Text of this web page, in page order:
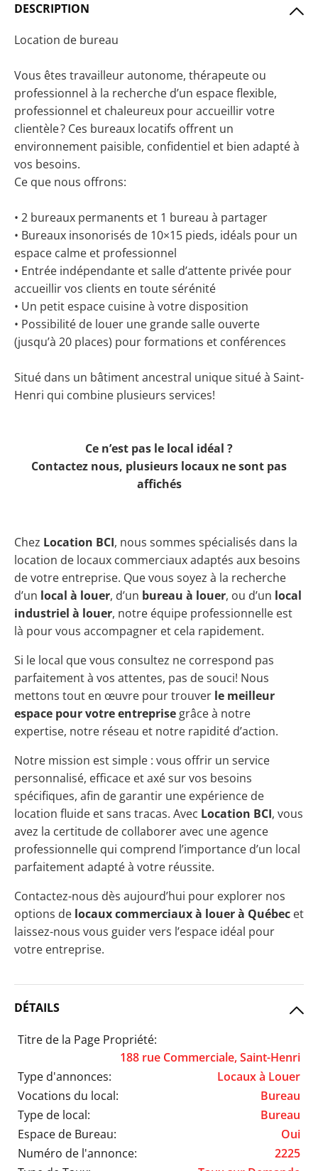
DESCRIPTION
Location de bureau
Vous êtes travailleur autonome, thérapeute ou
professionnel à la recherche d’un espace flexible,
professionnel et chaleureux pour accueillir votre
clientèle ? Ces bureaux locatifs offrent un
environnement paisible, confidentiel et bien adapté à
vos besoins.
Ce que nous offrons:
• 2 bureaux permanents et 1 bureau à partager
• Bureaux insonorisés de 10×15 pieds, idéals pour un
espace calme et professionnel
• Entrée indépendante et salle d’attente privée pour
accueillir vos clients en toute sérénité
• Un petit espace cuisine à votre disposition
• Possibilité de louer une grande salle ouverte
(jusqu’à 20 places) pour formations et conférences
Situé dans un bâtiment ancestral unique situé à Saint-
Henri qui combine plusieurs services!
Ce n’est pas le local idéal ?
Contactez nous, plusieurs locaux ne sont pas
affichés
Chez Location BCI, nous sommes spécialisés dans la
location de locaux commerciaux adaptés aux besoins
de votre entreprise. Que vous soyez à la recherche
d’un local à louer, d’un bureau à louer, ou d’un local
industriel à louer, notre équipe professionnelle est
là pour vous accompagner et cela rapidement.
Si le local que vous consultez ne correspond pas
parfaitement à vos attentes, pas de souci! Nous
mettons tout en œuvre pour trouver le meilleur
espace pour votre entreprise grâce à notre
expertise, notre réseau et notre rapidité d’action.
Notre mission est simple : vous offrir un service
personnalisé, efficace et axé sur vos besoins
spécifiques, afin de garantir une expérience de
location fluide et sans tracas. Avec Location BCI, vous
avez la certitude de collaborer avec une agence
professionnelle qui comprend l’importance d’un local
parfaitement adapté à votre réussite.
Contactez-nous dès aujourd’hui pour explorer nos
options de locaux commerciaux à louer à Québec et
laissez-nous vous guider vers l’espace idéal pour
votre entreprise.
DÉTAILS
Titre de la Page Propriété:
188 rue Commerciale, Saint-Henri
Type d'annonces:
Locaux à Louer
Vocations du local:
Bureau
Type de local:
Bureau
Espace de Bureau:
Oui
Numéro de l'annonce:
2225